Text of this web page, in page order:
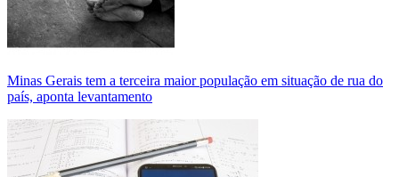
Minas Gerais tem a terceira maior população em situação de rua do
país, aponta levantamento